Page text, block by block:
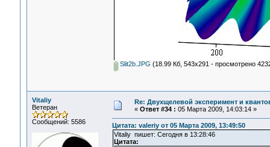
Slit2b.JPG (18.99 Кб, 543x291 - просмотрено
Vitaliy
Ветеран
Сообщений: 5586
Re: Двухщелевой эксперимент и
« Ответ #34 : 05 Марта 2009, 14:03:14 »
Цитата: valeriy от 05 Марта 2009, 13:49:50
Vitaliy пишет: Сегодня в 13:28:46
Цитата: